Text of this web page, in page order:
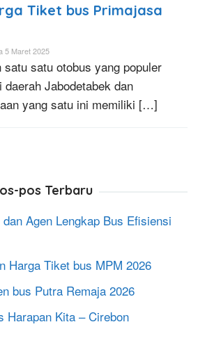
Tiket bus Primajasa
5 Maret 2025
satu otobus yang populer
Jabodetabek dan
yang satu ini memiliki […]
pos Terbaru
Agen Lengkap Bus Efisiensi
Harga Tiket bus MPM 2026
bus Putra Remaja 2026
Harapan Kita – Cirebon